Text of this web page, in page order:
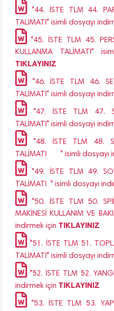
"44. İSTE TLM 44.
TALIMATI" isimli dosyayı
"45. İSTE TLM 45.
KULLANMA TALİMATI"
TIKLAYINIZ
"46. İSTE TLM 46.
TALİMATI" isimli dosyayı
"47. İSTE TLM 47.
TALİMATI" isimli dosyayı
"48. İSTE TLM 48.
TALİMATI " isimli dosyayı
"49. İSTE TLM 49.
TALİMATI " isimli dosyayı
"50. İSTE TLM 50.
MAKİNESİ KULLANIM VE
indirmek için TIKLAYINIZ
"51. İSTE TLM 51.
TALİMATI" isimli dosyayı
"52. İSTE TLM 52.
indirmek için TIKLAYINIZ
"53. İSTE TLM 53.